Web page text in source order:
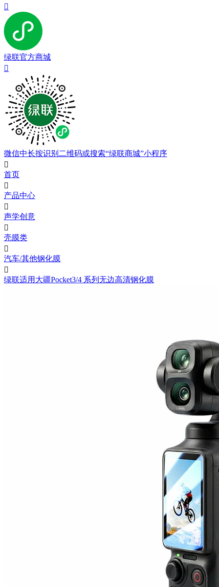

绿联官方商城

微信中长按识别二维码或搜索“绿联商城”小程序

首页

产品中心

声学创意

壳膜类

汽车/其他钢化膜

绿联适用大疆Pocket3/4 系列无边高清钢化膜